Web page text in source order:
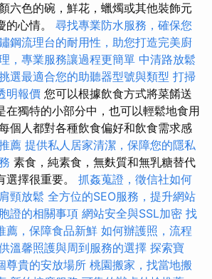
六色的碗，鮮花，蠟燭或其他裝飾元
的心情。 尋找專業防水服務，確保您
鋼流理台的耐用性，助您打造完美廚
，專業服務讓過程更簡單 中清路放鬆
選最適合您的助聽器型號與類型 打掃
明報價 您可以根據飲食方式將菜餚送
在獨特的小部分中，也可以輕鬆地食用
個人都對各種飲食偏好和飲食需求感
薦 提供私人居家清潔，保障您的隱私
素食，純素食，無麩質和無乳糖替代
選擇很重要。 抓姦蒐證，徵信社如何
頸放鬆 全方位的SEO服務，提升網站
證的相關事項 網站安全與SSL加密 找
薦，保障食品新鮮 如何辦護照，流程
溫馨照護與周到服務的選擇 探索寶
尊貴的安放場所 桃園搬家，找當地搬